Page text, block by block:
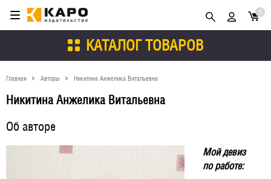
КАТАЛОГ ТОВАРОВ
0
Главная Авторы Никитина Анжелика Витальевна
Никитина Анжелика Витальевна
Об авторе
Мой девиз
по работе: